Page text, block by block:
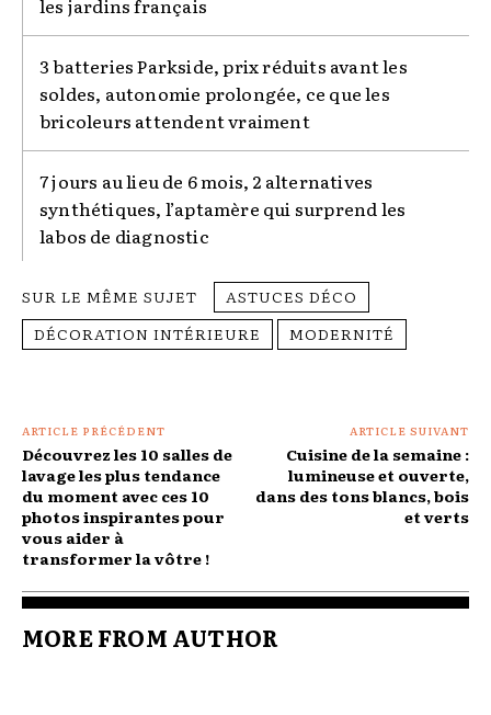
3 batteries Parkside, prix réduits avant les
soldes, autonomie prolongée, ce que les
bricoleurs attendent vraiment
7 jours au lieu de 6 mois, 2 alternatives
synthétiques, l’aptamère qui surprend les
labos de diagnostic
SUR LE MÊME SUJET
ASTUCES DÉCO
DÉCORATION INTÉRIEURE
MODERNITÉ
ARTICLE PRÉCÉDENT
Découvrez les 10 salles de
lavage les plus tendance
du moment avec ces 10
photos inspirantes pour
vous aider à
transformer la vôtre !
ARTICLE SUIVANT
Cuisine de la semaine :
lumineuse et ouverte,
dans des tons blancs, bois
et verts
MORE FROM AUTHOR